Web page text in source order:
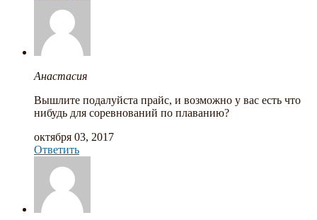
Анастасия
Вышлите подалуйста прайс, и возможно у вас есть что
нибудь для соревнований по плаванию?
октября 03, 2017
Ответить